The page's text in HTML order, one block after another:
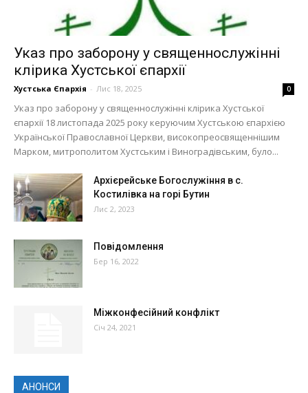
Указ про заборону у священнослужінні
клірика Хустської єпархії
Хустська Єпархія - Лис 18, 2025 0
Указ про заборону у священнослужінні клірика Хустської
єпархії 18 листопада 2025 року керуючим Хустською єпархією
Української Православної Церкви, високопреосвященнішим
Марком, митрополитом Хустським і Виноградівським, було...
Архієрейське Богослужіння в с.
Костилівка на горі Бутин
Лис 2, 2023
Повідомлення
Бер 16, 2022
Міжконфесійний конфлікт
Січ 24, 2021
АНОНСИ